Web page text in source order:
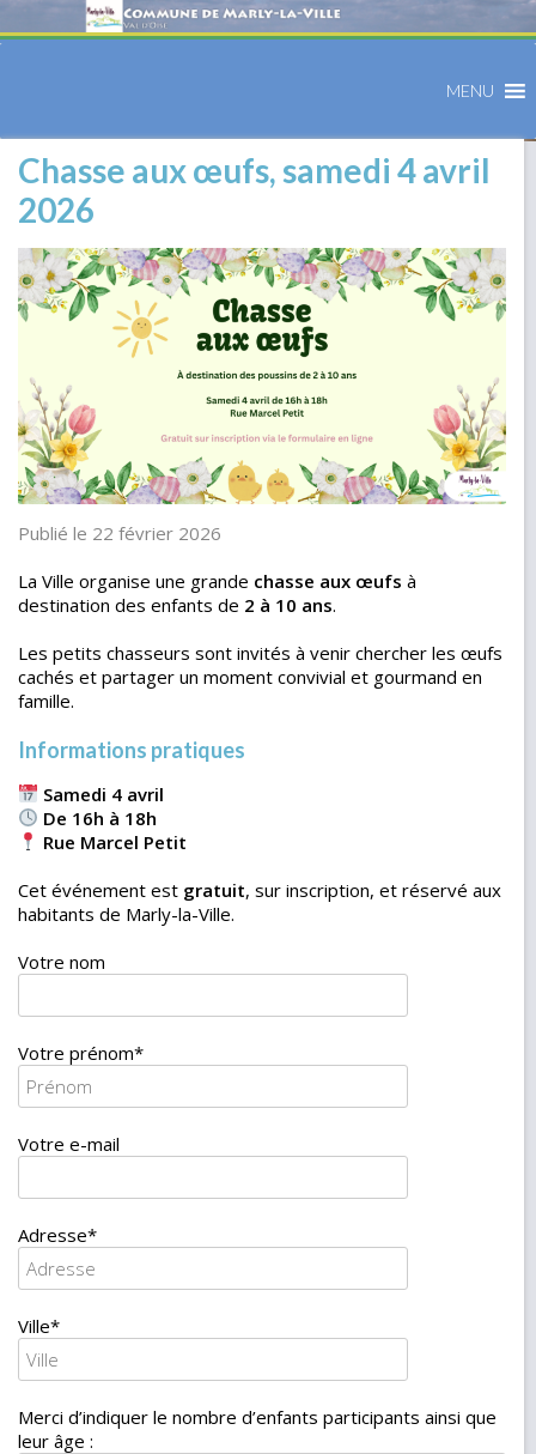
MENU
Chasse aux œufs, samedi 4 avril
2026
Publié le 22 février 2026
La Ville organise une grande chasse aux œufs à
destination des enfants de 2 à 10 ans.
Les petits chasseurs sont invités à venir chercher les œufs
cachés et partager un moment convivial et gourmand en
famille.
Informations pratiques
Samedi 4 avril
De 16h à 18h
Rue Marcel Petit
Cet événement est gratuit, sur inscription, et réservé aux
habitants de Marly-la-Ville.
Votre nom
Votre prénom*
Votre e-mail
Adresse*
Ville*
Merci d’indiquer le nombre d’enfants participants ainsi que
leur âge :